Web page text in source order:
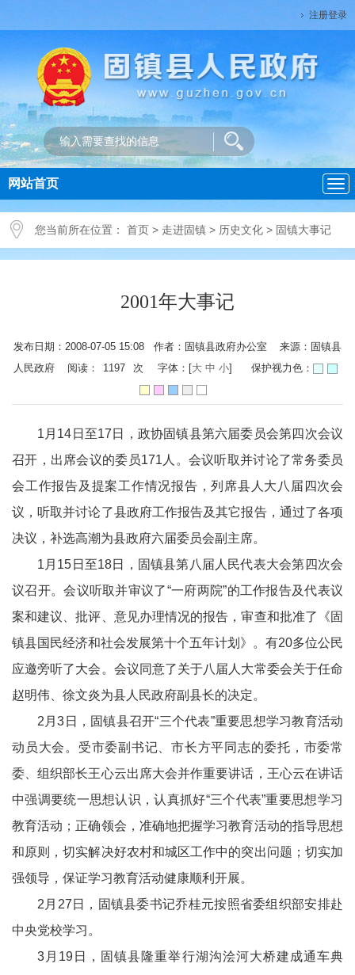
注册登录
导
航
网站首页
您当前所在位置： 首页 > 走进固镇 > 历史文化 > 固镇大事记
2001年大事记
发布日期：2008-07-05 15:08 作者：固镇县政府办公室 来源：固镇县
人民政府 阅读：
1197 次 字体：[大 中 小] 保护视力色：
1月14日至17日，政协固镇县第六届委员会第四次会议
召开，出席会议的委员171人。会议听取并讨论了常务委员
会工作报告及提案工作情况报告，列席县人大八届四次会
议，听取并讨论了县政府工作报告及其它报告，通过了各项
决议，补选高潮为县政府六届委员会副主席。
1月15日至18日，固镇县第八届人民代表大会第四次会
议召开。会议听取并审议了“一府两院”的工作报告及代表议
案和建议、批评、意见办理情况的报告，审查和批准了《固
镇县国民经济和社会发展第十个五年计划》。有20多位公民
应邀旁听了大会。会议同意了关于八届人大常委会关于任命
赵明伟、徐文炎为县人民政府副县长的决定。
2月3日，固镇县召开“三个代表”重要思想学习教育活动
动员大会。受市委副书记、市长方平同志的委托，市委常
委、组织部长王心云出席大会并作重要讲话，王心云在讲话
中强调要统一思想认识，认真抓好“三个代表”重要思想学习
教育活动；正确领会，准确地把握学习教育活动的指导思想
和原则，切实解决好农村和城区工作中的突出问题；切实加
强领导，保证学习教育活动健康顺利开展。
2月27日，固镇县委书记乔桂元按照省委组织部安排赴
中央党校学习。
3月19日，固镇县隆重举行湖沟浍河大桥建成通车典